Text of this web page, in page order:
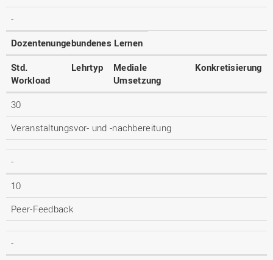
-
Dozentenungebundenes Lernen
Std.
Workload
Lehrtyp
Mediale
Umsetzung
Konkretisierung
30
Veranstaltungsvor- und -nachbereitung
-
10
Peer-Feedback
-